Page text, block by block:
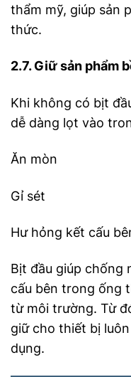
thẩm mỹ, giúp sản
thức.
2.7. Giữ sản phẩm
Khi không có bịt
dễ dàng lọt vào
Ăn mòn
Gỉ sét
Hư hỏng kết cấu
Bịt đầu giúp chống
cấu bên trong ống
từ môi trường. Từ
giữ cho thiết bị
dụng.